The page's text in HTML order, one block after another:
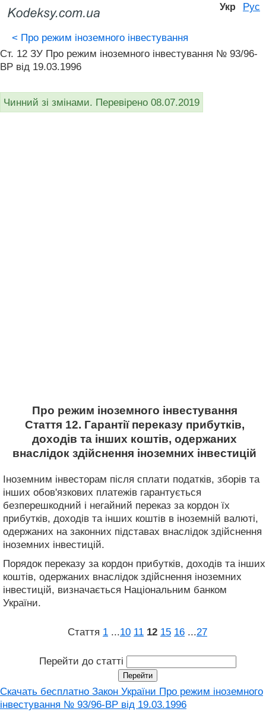
Укр Рус
< Про режим іноземного інвестування
Ст. 12 ЗУ Про режим іноземного інвестування № 93/96-
ВР від 19.03.1996
Чинний зі змінами. Перевірено 08.07.2019
Про режим іноземного інвестування
Стаття 12. Гарантії переказу прибутків,
доходів та інших коштів, одержаних
внаслідок здійснення іноземних інвестицій
Іноземним інвесторам після сплати податків, зборів та
інших обов'язкових платежів гарантується
безперешкодний і негайний переказ за кордон їх
прибутків, доходів та інших коштів в іноземній валюті,
одержаних на законних підставах внаслідок здійснення
іноземних інвестицій.
Порядок переказу за кордон прибутків, доходів та інших
коштів, одержаних внаслідок здійснення іноземних
інвестицій, визначається Національним банком
України.
Стаття 1 ...10 11 12 15 16 ...27
Перейти до статті
Скачать бесплатно Закон України Про режим іноземного
інвестування № 93/96-ВР від 19.03.1996